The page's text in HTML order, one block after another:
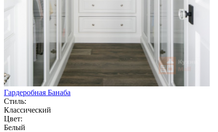
Гардеробная Банаба
Стиль:
Классический
Цвет:
Белый